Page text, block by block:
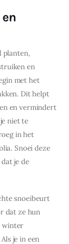
planten,
en
met het
Dit helpt
en vermindert
niet te
in het
Snoei deze
je de
snoeibeurt
dat ze hun
winter
je in een